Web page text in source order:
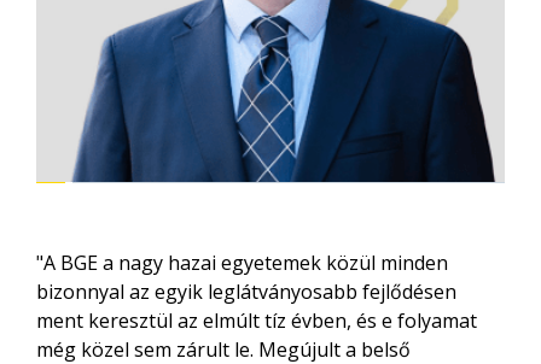
"A BGE a nagy hazai egyetemek közül minden
bizonnyal az egyik leglátványosabb fejlődésen
ment keresztül az elmúlt tíz évben, és e folyamat
még közel sem zárult le. Megújult a belső